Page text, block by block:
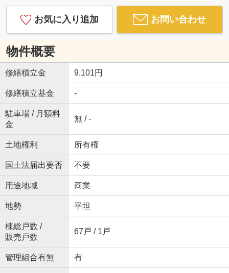
お気に入り追加 お問い合わせ
物件概要
修繕積立金 9,101円
修繕積立基金 -
駐車場 / 月額料
金
無 / -
土地権利 所有権
国土法届出要否 不要
用途地域 商業
地勢 平坦
棟総戸数 /
販売戸数
67戸 / 1戸
管理組合有無 有